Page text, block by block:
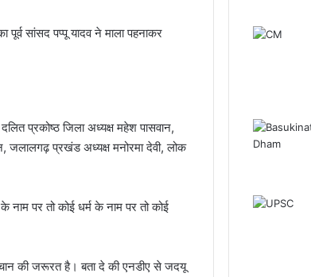
सांसद पप्पू यादव ने माला पहनाकर
प्रकोष्ठ जिला अध्यक्ष महेश पासवान,
जलालगढ़ प्रखंड अध्यक्ष मनोरमा देवी, लोक
नाम पर तो कोई धर्म के नाम पर तो कोई
की जरूरत है। बता दे की एनडीए से जदयू